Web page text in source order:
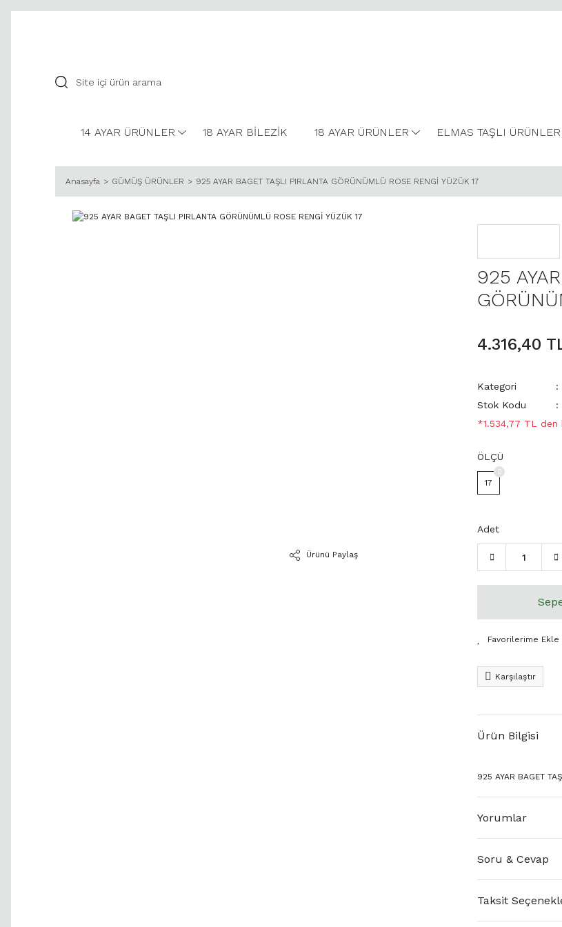
14 AYAR ÜRÜNLER 18 AYAR BİLEZİK 18 AYAR ÜRÜNLER ELMAS TAŞLI ÜRÜNLER
Anasayfa GÜMÜŞ ÜRÜNLER 925 AYAR BAGET TAŞLI PIRLANTA GÖRÜNÜMLÜ ROSE RENGİ YÜZÜK 17
Ürünü Paylaş
925
4.316,40
Kategori
Stok Kodu
*1.534,77 TL den
ÖLÇÜ
17
Adet
Karşılaştır
Ürün Bilgisi
925 AYAR BAGET
Yorumlar
Soru & Cevap
Taksit